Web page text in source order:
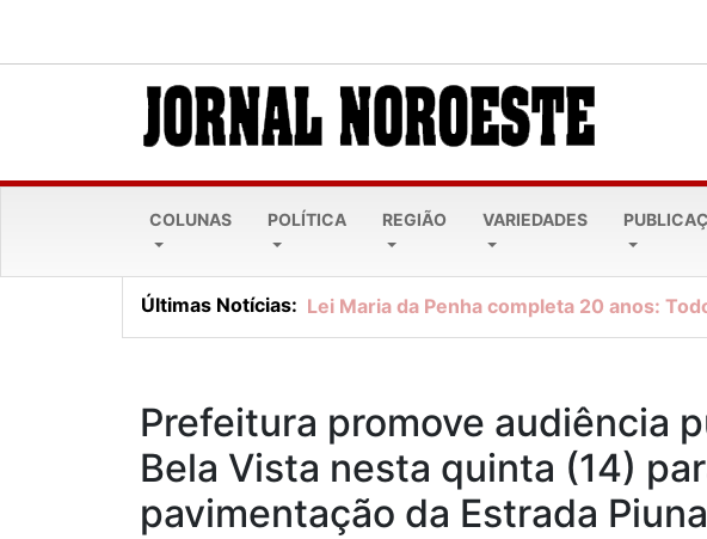
COLUNAS POLÍTICA REGIÃO VARIEDADES
Últimas Notícias: Lei Maria da Penha completa 20 anos:
Prefeitura promove audiência
Bela Vista nesta quinta (14)
pavimentação da Estrada Piuna